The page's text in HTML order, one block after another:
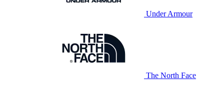
Under Armour
The North Face